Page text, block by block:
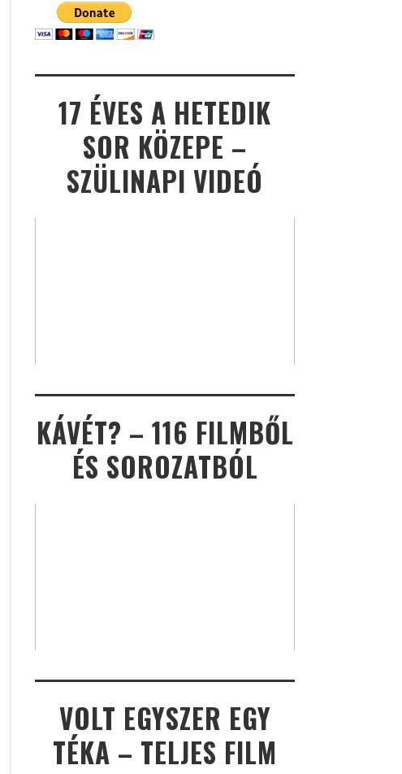
17 ÉVES A HETEDIK
SOR KÖZEPE –
SZÜLINAPI VIDEÓ
KÁVÉT? – 116 FILMBŐL
ÉS SOROZATBÓL
VOLT EGYSZER EGY
TÉKA – TELJES FILM